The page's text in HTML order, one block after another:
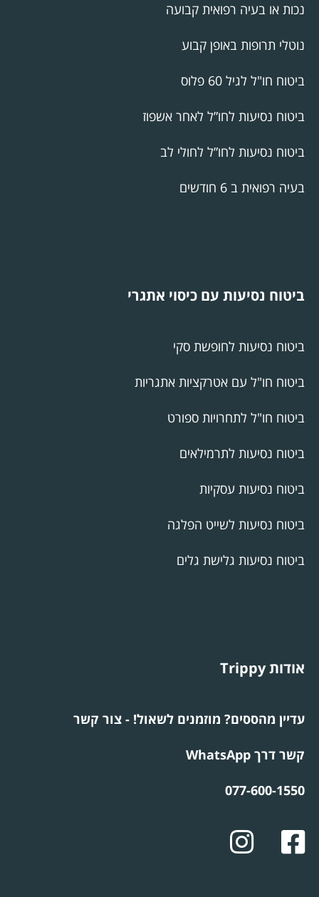
נכות או בעיה רפואית קבועה
נוטלי תרופות באופן קבוע
ביטוח חו"ל לגיל 60 פלוס
ביטוח נסיעות לחו”ל לאחר אשפוז
ביטוח נסיעות לחו”ל לחולי לב
בעיה רפואית ב 6 חודשים
ביטוח נסיעות עם כיסוי אתגרי
ביטוח נסיעות לחופשת סקי
ביטוח חו"ל עם אטרקציות אתגריות
ביטוח חו"ל לתחרויות ספורט
ביטוח נסיעות לתרמילאים
ביטוח נסיעות עסקיות
ביטוח נסיעות לשייט הפלגה
ביטוח נסיעות גלישת גלים
אודות Trippy
עדיין מהססים? מוזמנים לשאול! - צור קשר
קשר דרך WhatsApp
077-600-1550